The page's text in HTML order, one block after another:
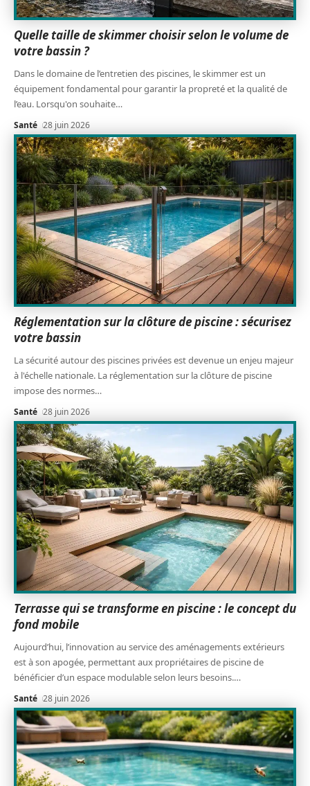
Quelle taille de skimmer choisir selon le volume de
votre bassin ?
Dans le domaine de l’entretien des piscines, le skimmer est un
équipement fondamental pour garantir la propreté et la qualité de
l’eau. Lorsqu'on souhaite…
Santé 28 juin 2026
Réglementation sur la clôture de piscine : sécurisez
votre bassin
La sécurité autour des piscines privées est devenue un enjeu majeur
à l'échelle nationale. La réglementation sur la clôture de piscine
impose des normes…
Santé 28 juin 2026
Terrasse qui se transforme en piscine : le concept du
fond mobile
Aujourd’hui, l’innovation au service des aménagements extérieurs
est à son apogée, permettant aux propriétaires de piscine de
bénéficier d’un espace modulable selon leurs besoins.…
Santé 28 juin 2026